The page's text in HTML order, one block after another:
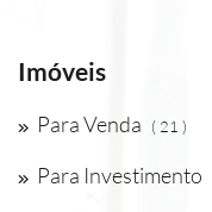
Imóveis
Para Venda ( 21 )
Para Investimento